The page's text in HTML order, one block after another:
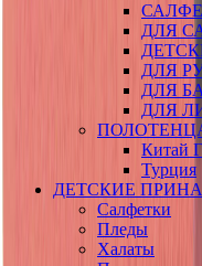
ДЛЯ
ДЛЯ
ДЛЯ
ДЛЯ
Китай
Турция
ДЕТСКИЕ
Салфетки
Пледы
Халаты